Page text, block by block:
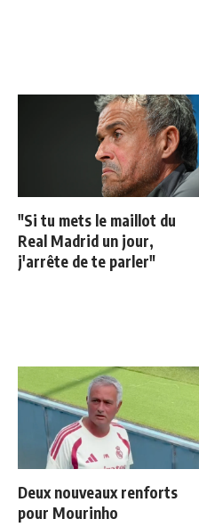
"Si tu mets le maillot du
Real Madrid un jour,
j'arrête de te parler"
Deux nouveaux renforts
pour Mourinho